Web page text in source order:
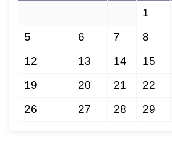
1
5 6 7 8
12 13 14 15
19 20 21 22
26 27 28 29